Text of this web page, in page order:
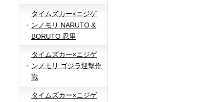
タイムズカー×ニジゲ
ンノモリ NARUTO &
BORUTO 忍里
タイムズカー×ニジゲ
ンノモリ ゴジラ迎撃作
戦
タイムズカー×ニジゲ